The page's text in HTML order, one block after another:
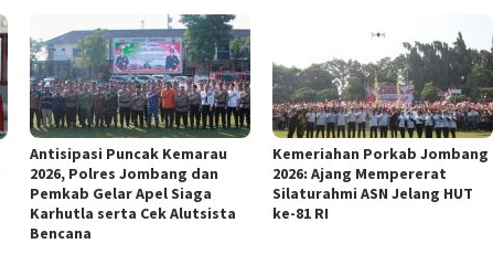
Antisipasi Puncak Kemarau
2026, Polres Jombang dan
Pemkab Gelar Apel Siaga
Karhutla serta Cek Alutsista
Bencana
Kemeriahan Porkab Jombang
2026: Ajang Mempererat
Silaturahmi ASN Jelang HUT
ke-81 RI